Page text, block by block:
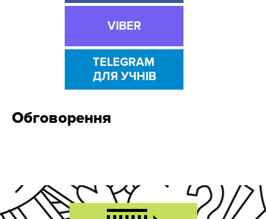
VIBER
TELEGRAM
ДЛЯ УЧНІВ
Обговорення